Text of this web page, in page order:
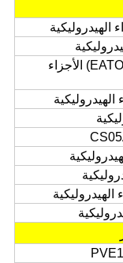
4621/4631-007(EATON4621-007) الأجزاء